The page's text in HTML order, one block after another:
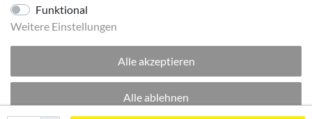
© 2026 made by Supremo | Alle Rechte vorbehalten.
Funktional
Weitere Einstellungen
Alle akzeptieren
Alle ablehnen